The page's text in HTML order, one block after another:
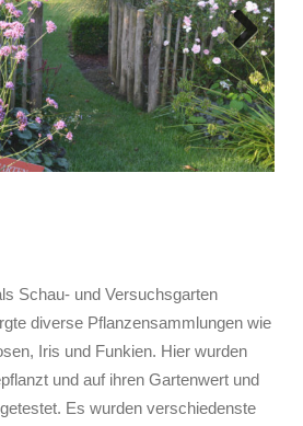
Next
Schau- und Versuchsgarten
diverse Pflanzensammlungen wie
Iris und Funkien. Hier wurden
und auf ihren Gartenwert und
Es wurden verschiedenste